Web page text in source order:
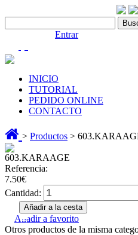
Entrar
INICIO
TUTORIAL
PEDIDO ONLINE
CONTACTO
> Productos >
603.KARAAGE
Referencia:
7.50€
Cantidad:
Añadir a favorito
Otros productos de la misma